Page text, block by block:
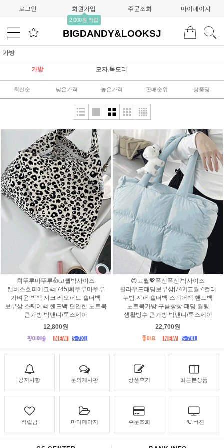
로그인 회원가입
2,000원 적립
주문조회 마이페이지
BIGDANDY&LOOKSJ
가방
가방 모자.목도리
최신순 낮은가격 높은가격 판매순위 상품명
휘뚜루마뚜루👍고퀄빅사이즈
캔버스호피에코백[745]휘뚜루마뚜루
가벼운 빅백 시크 레오퍼드 숄더백
보부상 스퀘어백 핸드백 편안한 노트북
큰가방 빅댄디/룩스제이
12,800원
😍고퀄💖폭신폭신!빅사이즈
클라우드패딩보부상[742]고퀄 4컬러
누빔 지퍼 숄더백 스퀘어백 핸드백
노트북가방 구름빵빵 패딩 퀄팅
생활방수 큰가방 빅댄디/룩스제이
22,700원
공지사항 문의게시판 상품후기 최근본상품
적립금 마이페이지 주문조회 PC 버젼